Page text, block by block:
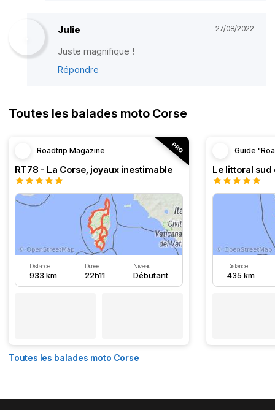
Julie 27/08/2022
Juste magnifique !
Répondre
Toutes les balades moto Corse
Roadtrip Magazine
RT78 - La Corse, joyaux inestimable
Distance
933 km
Durée
22h11
Niveau
Débutant
Guide
Le littoral sud
Distance
435 km
Toutes les balades moto Corse